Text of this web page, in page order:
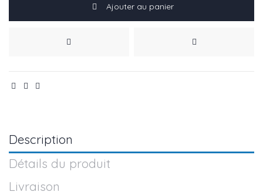
Ajouter au panier
Description
Détails du produit
Livraison